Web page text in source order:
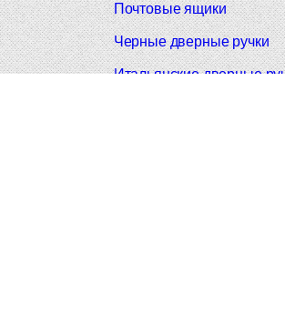
Почтовые ящики
Черные дверные ручки
Итальянские дверные